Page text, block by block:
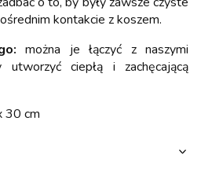
kontakcie z koszem.
można je łączyć z naszymi
ciepłą i zachęcającą
30 cm